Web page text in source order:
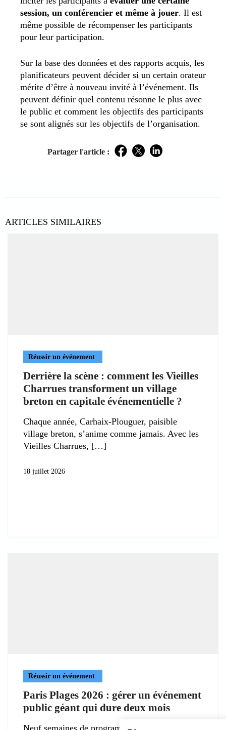
session, un conférencier et même à jouer. Il est
même possible de récompenser les participants
pour leur participation.
Sur la base des données et des rapports acquis, les
planificateurs peuvent décider si un certain orateur
mérite d’être à nouveau invité à l’événement. Ils
peuvent définir quel contenu résonne le plus avec
le public et comment les objectifs des participants
se sont alignés sur les objectifs de l’organisation.
Partager l'article : Facebook
TwitterLinkedIn
ARTICLES SIMILAIRES
Réussir un événement
Derrière la scène : comment les Vieilles
Charrues transforment un village
breton en capitale événementielle ?
Chaque année, Carhaix-Plouguer, paisible
village breton, s’anime comme jamais. Avec les
Vieilles Charrues,
18 juillet 2026
Réussir un événement
Paris Plages 2026 : gérer un événement
public géant qui dure deux mois